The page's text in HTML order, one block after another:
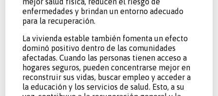
enfermedades y brindan un entorno adecuado
para la recuperación.
La vivienda estable también fomenta un efecto
dominó positivo dentro de las comunidades
afectadas. Cuando las personas tienen acceso a
hogares seguros, pueden concentrarse mejor en
reconstruir sus vidas, buscar empleo y acceder a
la educación y los servicios de salud. Esto, a su